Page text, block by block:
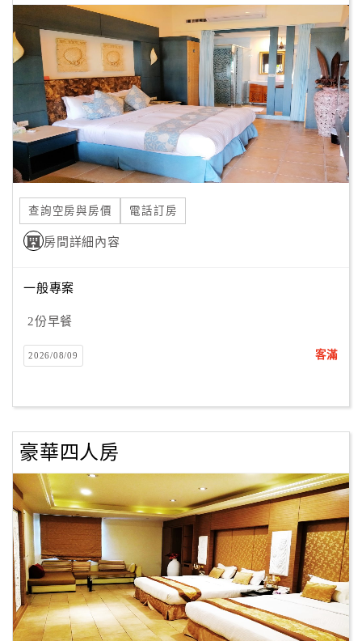
顧
滿
度
訂
單
管
理
員
戶
客
服
聯
單
Line
線
上
客
服
查詢空房與房價 電話訂房
房間詳細內容
一般專案
2份早餐
2026/08/09 客滿
豪華四人房